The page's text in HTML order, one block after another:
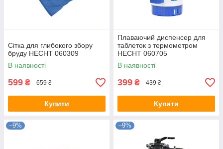
Сітка для глибокого збору
бруду HECHT 060309
В наявності
599 ₴ 659 ₴
Купити
Плаваючий диспенсер для
таблеток з термометром
HECHT 060705
В наявності
399 ₴ 439 ₴
Купити
–9% –9%